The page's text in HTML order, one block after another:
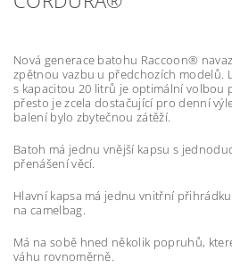
Nová generace batohu Raccoon®
zpětnou vazbu u předchozích modelů.
s kapacitou 20 litrů je optimální volbou
přesto je zcela dostačující pro denní
balení bylo zbytečnou zátěží.
Batoh má jednu vnější kapsu s
přenášení věcí.
Hlavní kapsa má jednu vnitřní
na camelbag.
Má na sobě hned několik popruhů,
váhu rovnoměrně.